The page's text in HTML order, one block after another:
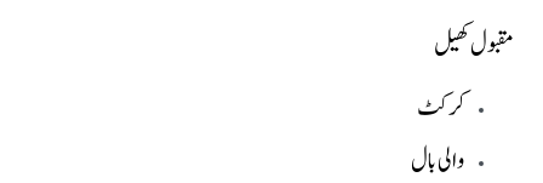
مقبول کھیل
کرکٹ
والی بال